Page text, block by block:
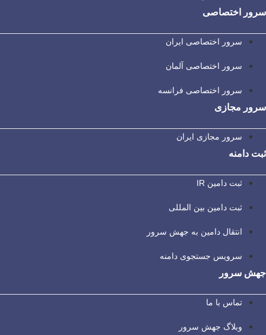
سرور اختصاصی
سرور اختصاصی ایران
سرور اختصاصی آلمان
سرور اختصاصی فرانسه
سرور مجازی
سرور مجازی ایران
ثبت دامنه
ثبت دامین IR
ثبت دامین بین المللی
انتقال دامین به جهش سرور
سرویس جستجوی دامنه
جهش سرور
تماس با ما
وبلاگ جهش سرور